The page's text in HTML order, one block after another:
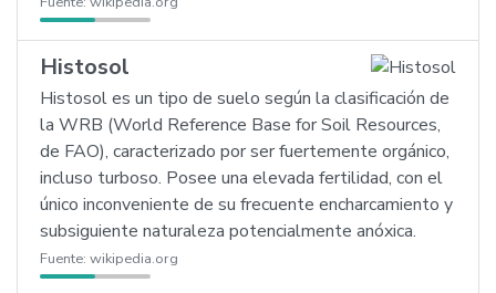
Histosol
Histosol es un tipo de suelo según la clasificación de
la WRB (World Reference Base for Soil Resources,
de FAO), caracterizado por ser fuertemente orgánico,
incluso turboso. Posee una elevada fertilidad, con el
único inconveniente de su frecuente encharcamiento y
subsiguiente naturaleza potencialmente anóxica.
Fuente: wikipedia.org